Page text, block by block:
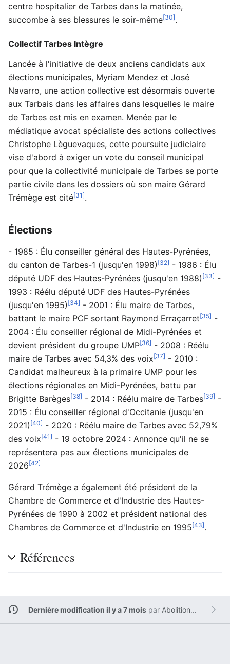
centre hospitalier de Tarbes dans la matinée,
succombe à ses blessures le soir-même[30].
Collectif Tarbes Intègre
Lancée à l'initiative de deux anciens candidats aux
élections municipales, Myriam Mendez et José
Navarro, une action collective est désormais ouverte
aux Tarbais dans les affaires dans lesquelles le maire
de Tarbes est mis en examen. Menée par le
médiatique avocat spécialiste des actions collectives
Christophe Lèguevaques, cette poursuite judiciaire
vise d'abord à exiger un vote du conseil municipal
pour que la collectivité municipale de Tarbes se porte
partie civile dans les dossiers où son maire Gérard
Trémège est cité[31].
Élections
- 1985 : Élu conseiller général des Hautes-Pyrénées,
du canton de Tarbes-1 (jusqu'en 1998) [32] - 1986 : Élu
député UDF des Hautes-Pyrénées (jusqu'en 1988) [33] -
1993 : Réélu député UDF des Hautes-Pyrénées
(jusqu'en 1995) [34] - 2001 : Élu maire de Tarbes,
battant le maire PCF sortant Raymond Erraçarret[35] -
2004 : Élu conseiller régional de Midi-Pyrénées et
devient président du groupe UMP[36] - 2008 : Réélu
maire de Tarbes avec 54,3% des voix[37] - 2010 :
Candidat malheureux à la primaire UMP pour les
élections régionales en Midi-Pyrénées, battu par
Brigitte Barèges[38] - 2014 : Réélu maire de Tarbes[39] -
2015 : Élu conseiller régional d'Occitanie (jusqu'en
2021) [40] - 2020 : Réélu maire de Tarbes avec 52,79%
des voix[41] - 19 octobre 2024 : Annonce qu'il ne se
représentera pas aux élections municipales de
2026[42]
Gérard Trémège a également été président de la
Chambre de Commerce et d'Industrie des Hautes-
Pyrénées de 1990 à 2002 et président national des
Chambres de Commerce et d'Industrie en 1995[43].
Références
Dernière modification il y a 7 moispar Abolition de l'héritage